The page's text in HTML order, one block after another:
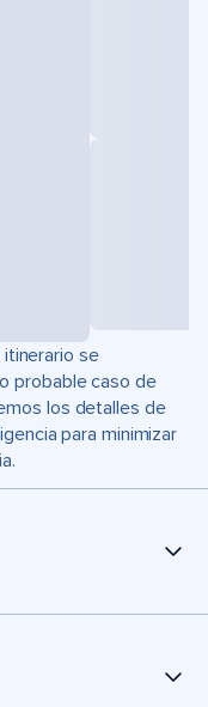
itinerario se
probable caso de
los detalles de
para minimizar